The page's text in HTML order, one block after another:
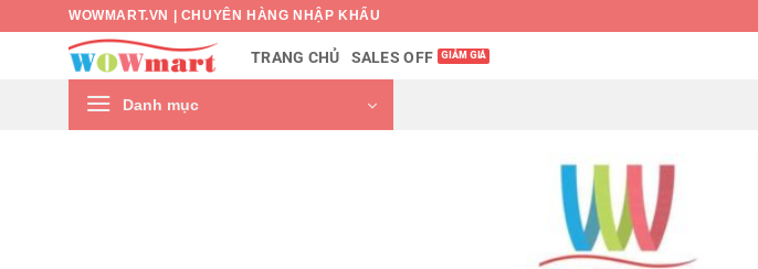
WOWMART.VN | CHUYÊN HÀNG NHẬP KHẨU
TRANG CHỦ SALES OFF
Danh mục